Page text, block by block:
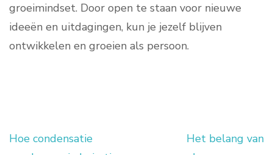
groeimindset. Door open te staan voor nieuwe
ideeën en uitdagingen, kun je jezelf blijven
ontwikkelen en groeien als persoon.
Berichtnavigatie
Hoe condensatie
Het belang van